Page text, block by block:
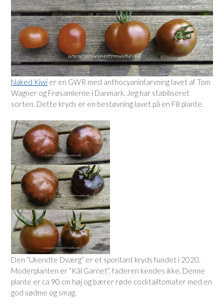
Naked Kiwi er en GWR med anthocyaninfarvning lavet af Tom
Wagner og Frøsamlerne i Danmark. Jeg har stabiliseret
sorten. Dette kryds er en bestøvning lavet på en F8 plante.
Den “Ukendte Dværg” er et spontant kryds fundet i 2020.
Moderplanten er “Kål Garnet”, faderen kendes ikke. Denne
plante er ca 90 cm høj og bærer røde cocktailtomater med en
god sødme og smag.